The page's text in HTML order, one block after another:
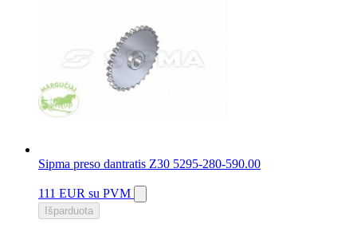
Sipma preso dantratis Z30 5295-280-590.00
111 EUR su PVM
Išparduota